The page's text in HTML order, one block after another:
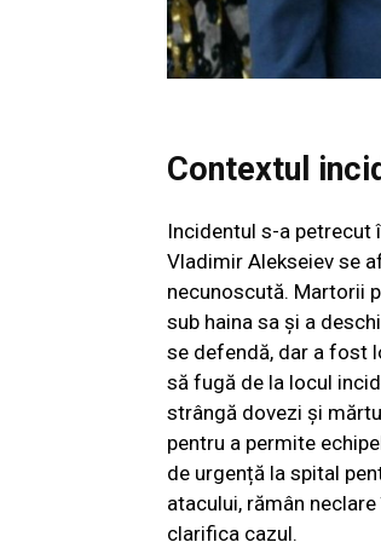
Contextul
Incidentul s-a petrecut
Vladimir Alekseiev se
necunoscută. Martorii
sub haina sa și a
se defendă, dar a fost
să fugă de la locul
strângă dovezi și
pentru a permite
de urgență la spital
atacului, rămân
clarifica cazul.